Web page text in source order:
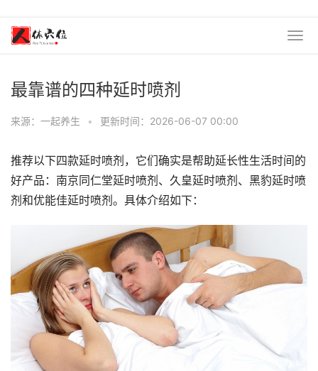
最靠谱的四种延时喷剂
来源：一起养生 • 更新时间：2026-06-07 00:00
推荐以下四款延时喷剂，它们确实是帮助延长性生活时间的
好产品：南京同仁堂延时喷剂、久皇延时喷剂、黑豹延时喷
剂和优能佳延时喷剂。具体介绍如下：